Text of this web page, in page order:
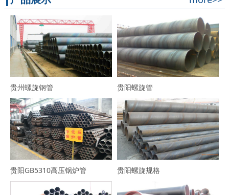
贵州螺旋钢管 贵阳螺旋管
贵阳GB5310高压锅炉管 贵阳螺旋规格